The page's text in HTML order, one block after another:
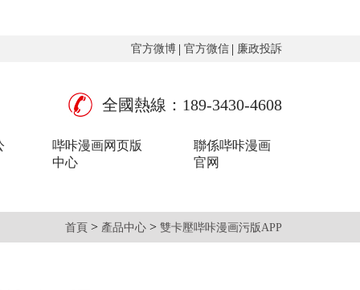
官方微博 官方微信 廉政投訴
全國熱線：189-3430-4608
哔咔漫画网页版
中心
聯係哔咔漫画
官网
首頁 > 產品中心 > 雙卡壓哔咔漫画污版APP